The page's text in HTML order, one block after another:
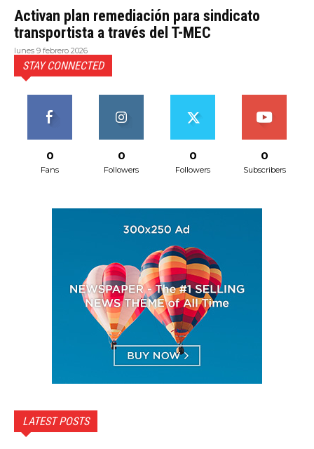
Activan plan remediación para sindicato
transportista a través del T-MEC
lunes 9 febrero 2026
STAY CONNECTED
0
Fans
0
Followers
0
Followers
0
Subscribers
LATEST POSTS